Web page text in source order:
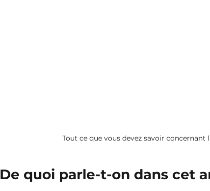
Tout ce que vous devez savoir concernant
De quoi parle-t-on dans cet